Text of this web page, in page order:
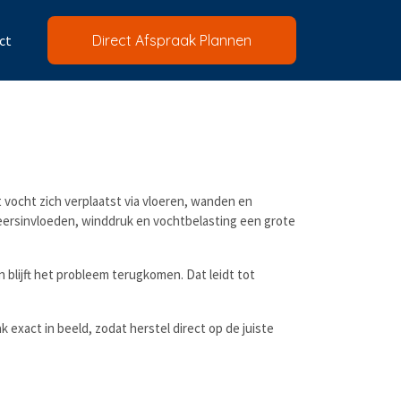
Direct Afspraak Plannen
zich verplaatst via vloeren, wanden en
winddruk en vochtbelasting een grote
blijft het probleem terugkomen. Dat leidt tot
exact in beeld, zodat herstel direct op de juiste